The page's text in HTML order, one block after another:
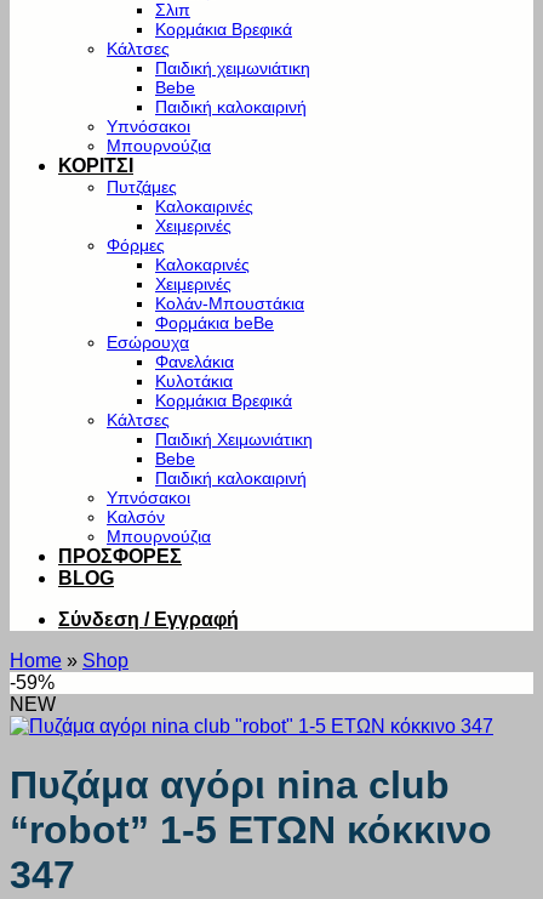
Σλιπ
Κορμάκια Βρεφικά
Κάλτσες
Παιδική χειμωνιάτικη
Bebe
Παιδική καλοκαιρινή
Υπνόσακοι
Μπουρνούζια
ΚΟΡΙΤΣΙ
Πυτζάμες
Καλοκαιρινές
Χειμερινές
Φόρμες
Καλοκαρινές
Χειμερινές
Κολάν-Μπουστάκια
Φορμάκια beBe
Εσώρουχα
Φανελάκια
Κυλοτάκια
Κορμάκια Βρεφικά
Κάλτσες
Παιδική Χειμωνιάτικη
Bebe
Παιδική καλοκαιρινή
Υπνόσακοι
Καλσόν
Μπουρνούζια
ΠΡΟΣΦΟΡΕΣ
BLOG
Σύνδεση / Εγγραφή
Home » Shop
-59%
NEW
Πυζάμα αγόρι nina club
“robot” 1-5 ΕΤΩΝ κόκκινο
347